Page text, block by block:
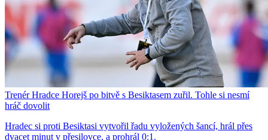
Trenér Hradce Horejš po bitvě s Besiktasem zuřil. Tohle si nesmí
hráč dovolit
Hradec si proti Besiktasi vytvořil řadu vyložených šancí, hrál přes
dvacet minut v přesilovce, a prohrál 0:1.